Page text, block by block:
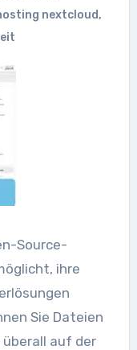
nextcloud,
Source-
ihre
Sie Dateien
auf der